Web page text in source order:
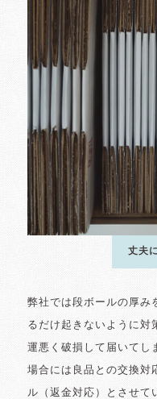
丈夫
弊社では段ボールの厚み
るだけ起きないように対
運悪く破損して届いてし
場合には良品との交換対
ル（返金対応）とさせて